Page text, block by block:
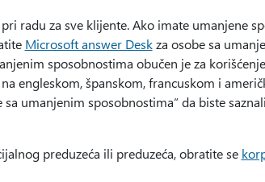
radu za sve klijente. Ako imate umanjene
Microsoft answer Deskza osobe sa
sposobnostima obučen je za
engleskom, španskom, francuskom i
umanjenim sposobnostima“ da biste
preduzeća ili preduzeća, obratite se